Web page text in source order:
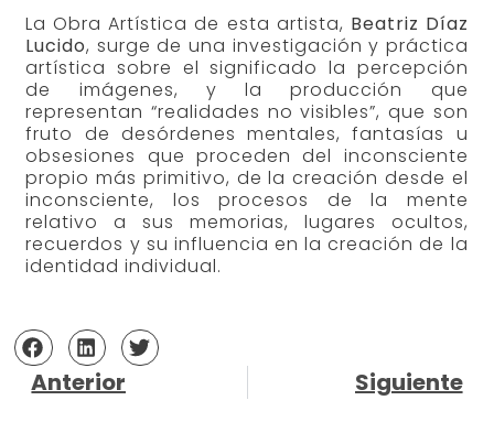
La Obra Artística de esta artista, Beatriz Díaz
Lucido, surge de una investigación y práctica
artística sobre el significado la percepción
de imágenes, y la producción que
representan “realidades no visibles”, que son
fruto de desórdenes mentales, fantasías u
obsesiones que proceden del inconsciente
propio más primitivo, de la creación desde el
inconsciente, los procesos de la mente
relativo a sus memorias, lugares ocultos,
recuerdos y su influencia en la creación de la
identidad individual.
Anterior Siguiente